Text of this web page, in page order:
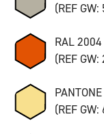
(REF GW:
RAL 2004
(REF GW:
(REF GW: